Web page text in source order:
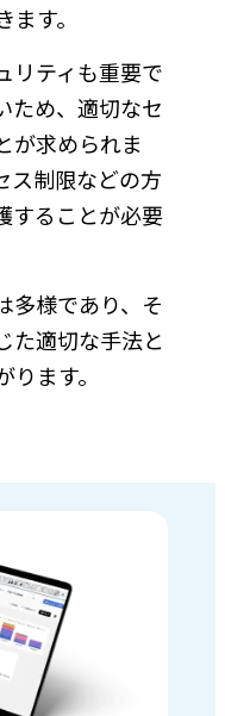
す。
リティも重要で
ため、適切なセ
が求められま
ス制限などの方
することが必要
多様であり、そ
た適切な手法と
ます。